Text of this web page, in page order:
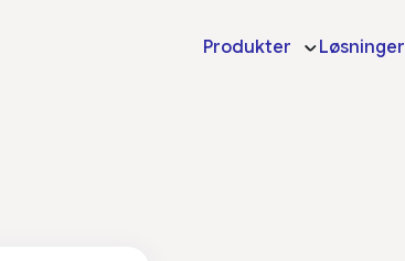
Produkter Løsninger